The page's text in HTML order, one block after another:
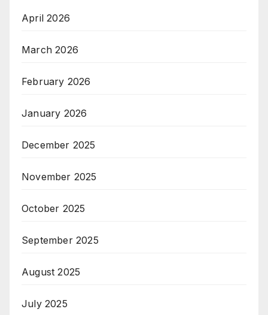
April 2026
March 2026
February 2026
January 2026
December 2025
November 2025
October 2025
September 2025
August 2025
July 2025